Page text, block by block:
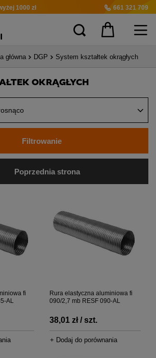
1000 zł 661 321 709
główna DGP System kształtek okrągłych
OKRĄGŁYCH
Filtrowanie
Poprzednia strona
fi
AL
Rura elastyczna aluminiowa fi
090/2,7 mb RESF 090-AL
38,01 zł / szt.
+ Dodaj do porównania